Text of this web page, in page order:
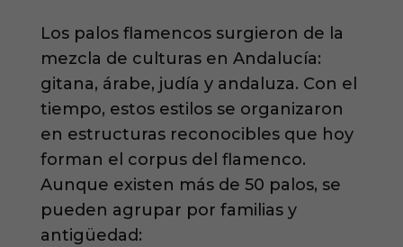
Los palos flamencos surgieron de la
mezcla de culturas en Andalucía:
gitana, árabe, judía y andaluza. Con el
tiempo, estos estilos se organizaron
en estructuras reconocibles que hoy
forman el corpus del flamenco.
Aunque existen más de 50 palos, se
pueden agrupar por familias y
antigüedad: